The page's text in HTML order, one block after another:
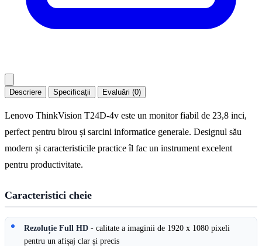
Descriere Specificații Evaluări (0)
Lenovo ThinkVision T24D-4v este un monitor fiabil de 23,8 inci,
perfect pentru birou și sarcini informatice generale. Designul său
modern și caracteristicile practice îl fac un instrument excelent
pentru productivitate.
Caracteristici cheie
Rezoluție Full HD - calitate a imaginii de 1920 x 1080 pixeli
pentru un afișaj clar și precis